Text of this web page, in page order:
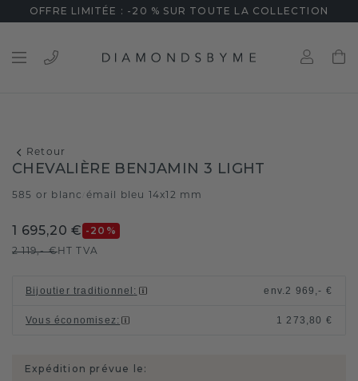
OFFRE LIMITÉE : -20 % SUR TOUTE LA COLLECTION
Retour
CHEVALIÈRE BENJAMIN 3 LIGHT
585 or blanc émail bleu 14x12 mm
1 695,20 € -20 %
2 119,- €HT TVA
Bijoutier traditionnel : env.2 969,- €
Vous économisez: 1 273,80 €
Expédition prévue le: